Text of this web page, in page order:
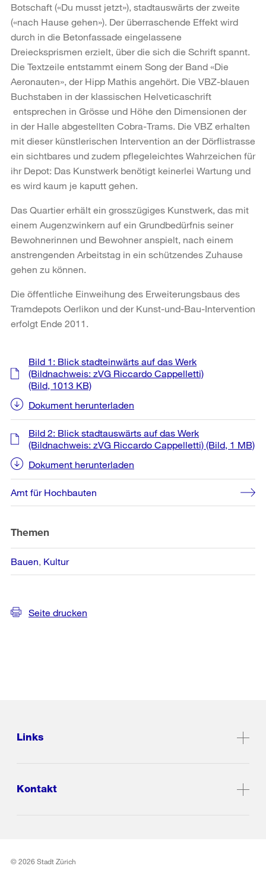
Botschaft («Du musst jetzt»), stadtauswärts der zweite
(«nach Hause gehen»). Der überraschende Effekt wird
durch in die Betonfassade eingelassene
Dreiecksprismen erzielt, über die sich die Schrift spannt.
Die Textzeile entstammt einem Song der Band «Die
Aeronauten», der Hipp Mathis angehört. Die VBZ-blauen
Buchstaben in der klassischen Helveticaschrift
entsprechen in Grösse und Höhe den Dimensionen der
in der Halle abgestellten Cobra-Trams. Die VBZ erhalten
mit dieser künstlerischen Intervention an der Dörflistrasse
ein sichtbares und zudem pflegeleichtes Wahrzeichen für
ihr Depot: Das Kunstwerk benötigt keinerlei Wartung und
es wird kaum je kaputt gehen.
Das Quartier erhält ein grosszügiges Kunstwerk, das mit
einem Augenzwinkern auf ein Grundbedürfnis seiner
Bewohnerinnen und Bewohner anspielt, nach einem
anstrengenden Arbeitstag in ein schützendes Zuhause
gehen zu können.
Die öffentliche Einweihung des Erweiterungsbaus des
Tramdepots Oerlikon und der Kunst-und-Bau-Intervention
erfolgt Ende 2011.
Weitere
Informationen
Bild 1: Blick stadteinwärts auf das Werk
(Bildnachweis: zVG Riccardo Cappelletti)
(Bild, 1013 KB)
Dokument herunterladen
Bild 2: Blick stadtauswärts auf das Werk
(Bildnachweis: zVG Riccardo Cappelletti) (Bild, 1 MB)
Dokument herunterladen
Amt für Hochbauten
Themen
Bauen Kultur
Seite drucken
Links
Kontakt
© 2026 Stadt Zürich